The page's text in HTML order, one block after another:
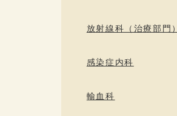
放射線科（治療部門）
感染症内科
輸血科